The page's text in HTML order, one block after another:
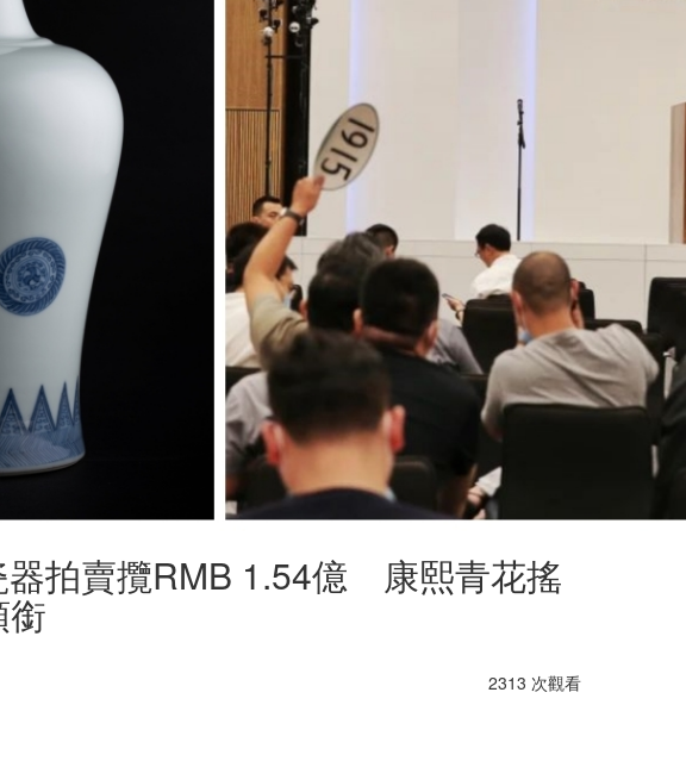
器拍賣攬RMB 1.54億 康熙青花搖
2313 次觀看